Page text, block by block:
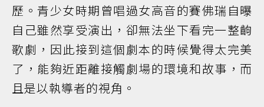
歷。青少女時期曾唱過女高音的賽佛瑞自曝
自己雖然享受演出，卻無法坐下看完一整齣
歌劇，因此接到這個劇本的時候覺得太完美
了，能夠近距離接觸劇場的環境和故事，而
且是以執導者的視角。